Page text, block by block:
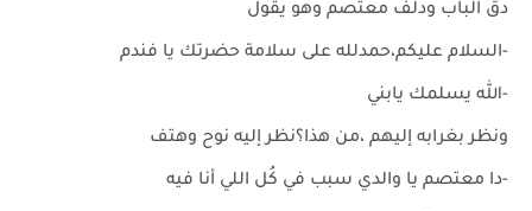
دق الباب ودلف معتصم وهو يقول
-السلام عليكم،حمدلله على سلامة حضرتك يا فندم
-الله يسلمك يابني
ونظر بغرابه إليهم ،من هذا؟نظر إليه نوح وهتف
-دا معتصم يا والدي سبب في كُل اللي أنا فيه